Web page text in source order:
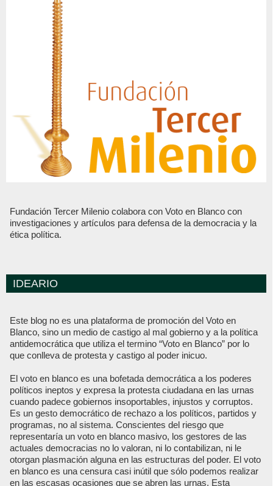
Fundación Tercer Milenio colabora con Voto en Blanco con
investigaciones y artículos para defensa de la democracia y la
ética política.
IDEARIO
Este blog no es una plataforma de promoción del Voto en
Blanco, sino un medio de castigo al mal gobierno y a la política
antidemocrática que utiliza el termino “Voto en Blanco” por lo
que conlleva de protesta y castigo al poder inicuo.
El voto en blanco es una bofetada democrática a los poderes
políticos ineptos y expresa la protesta ciudadana en las urnas
cuando padece gobiernos insoportables, injustos y corruptos.
Es un gesto democrático de rechazo a los políticos, partidos y
programas, no al sistema. Conscientes del riesgo que
representaría un voto en blanco masivo, los gestores de las
actuales democracias no lo valoran, ni lo contabilizan, ni le
otorgan plasmación alguna en las estructuras del poder. El voto
en blanco es una censura casi inútil que sólo podemos realizar
en las escasas ocasiones que se abren las urnas. Esta